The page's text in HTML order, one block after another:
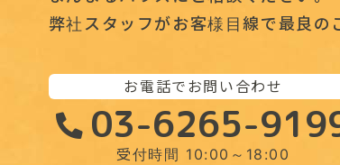
弊社スタッフがお客様目線で最良の
お電話でお問い合わせ
03-6265-
受付時間 10:00～18:00